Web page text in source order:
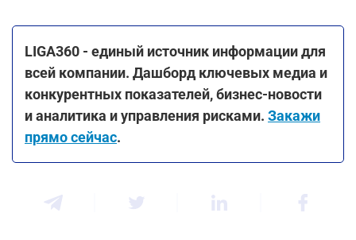
LIGA360 - единый источник информации для
всей компании. Дашборд ключевых медиа и
конкурентных показателей, бизнес-новости
и аналитика и управления рисками. Закажи
прямо сейчас.